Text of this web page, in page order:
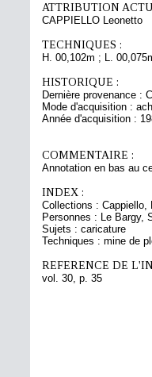
ATTRIBUTION
CAPPIELLO Leonetto
TECHNIQUES :
H. 00,102m ; L.
HISTORIQUE :
Dernière provenance :
Mode d'acquisition :
Année d'acquisition :
COMMENTAIRE :
Annotation en bas au
INDEX :
Collections : Cappiello,
Personnes : Le Bargy,
Sujets : caricature
Techniques : mine de
REFERENCE DE
vol. 30, p. 35